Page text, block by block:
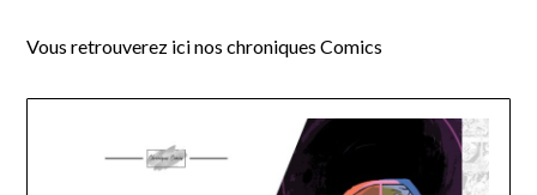
Vous retrouverez ici nos chroniques Comics